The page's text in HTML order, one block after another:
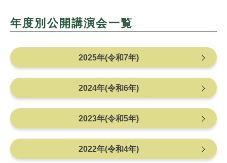
年度別公開講演会一覧
2025年(令和7年)
2024年(令和6年)
2023年(令和5年)
2022年(令和4年)